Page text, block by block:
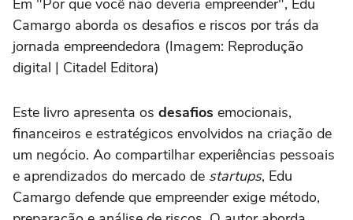
Em "Por que você não deveria empreender", Edu
Camargo aborda os desafios e riscos por trás da
jornada empreendedora (Imagem: Reprodução
digital | Citadel Editora)
Este livro apresenta os desafios emocionais,
financeiros e estratégicos envolvidos na criação de
um negócio. Ao compartilhar experiências pessoais
e aprendizados do mercado de startups, Edu
Camargo defende que empreender exige método,